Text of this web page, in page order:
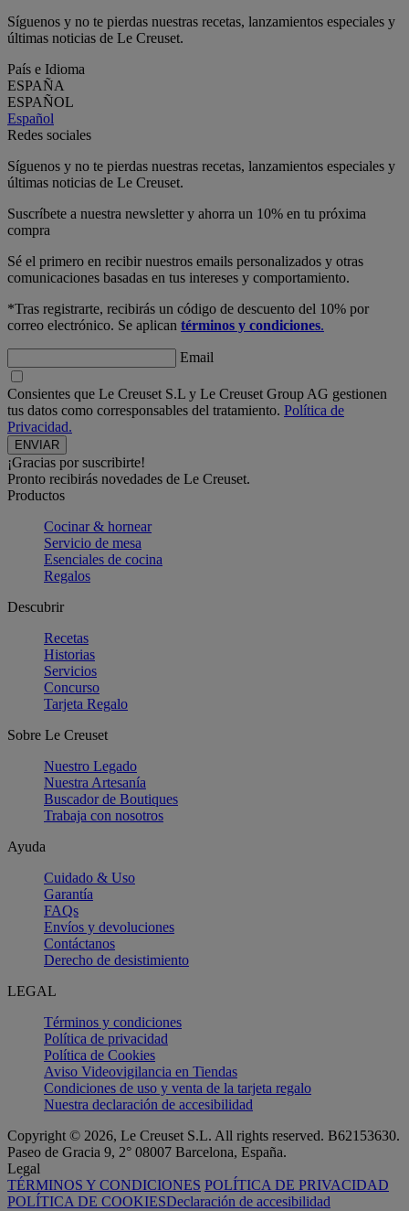
Síguenos y no te pierdas nuestras recetas, lanzamientos especiales y
últimas noticias de Le Creuset.
País e Idioma
ESPAÑA
ESPAÑOL
Español
Redes sociales
Síguenos y no te pierdas nuestras recetas, lanzamientos especiales y
últimas noticias de Le Creuset.
Suscríbete a nuestra newsletter y ahorra un 10% en tu próxima
compra
Sé el primero en recibir nuestros emails personalizados y otras
comunicaciones basadas en tus intereses y comportamiento.
*Tras registrarte, recibirás un código de descuento del 10% por
correo electrónico. Se aplican términos y condiciones.
Email
Consientes que Le Creuset S.L y Le Creuset Group AG gestionen
tus datos como corresponsables del tratamiento. Política de
Privacidad.
¡Gracias por suscribirte!
Pronto recibirás novedades de Le Creuset.
Productos
Cocinar & hornear
Servicio de mesa
Esenciales de cocina
Regalos
Descubrir
Recetas
Historias
Servicios
Concurso
Tarjeta Regalo
Sobre Le Creuset
Nuestro Legado
Nuestra Artesanía
Buscador de Boutiques
Trabaja con nosotros
Ayuda
Cuidado & Uso
Garantía
FAQs
Envíos y devoluciones
Contáctanos
Derecho de desistimiento
LEGAL
Términos y condiciones
Política de privacidad
Política de Cookies
Aviso Videovigilancia en Tiendas
Condiciones de uso y venta de la tarjeta regalo
Nuestra declaración de accesibilidad
Copyright © 2026, Le Creuset S.L. All rights reserved. B62153630.
Paseo de Gracia 9, 2° 08007 Barcelona, España.
Legal
TÉRMINOS Y CONDICIONES POLÍTICA DE PRIVACIDAD
POLÍTICA DE COOKIESDeclaración de accesibilidad